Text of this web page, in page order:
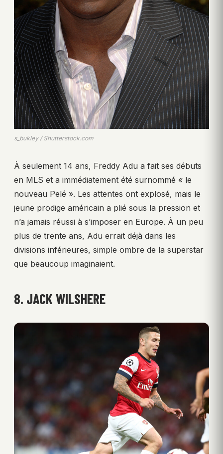
s_bukley / Shutterstock.com
À seulement 14 ans, Freddy Adu a fait ses débuts
en MLS et a immédiatement été surnommé « le
nouveau Pelé ». Les attentes ont explosé, mais le
jeune prodige américain a plié sous la pression et
n’a jamais réussi à s’imposer en Europe. À un peu
plus de trente ans, Adu errait déjà dans les
divisions inférieures, simple ombre de la superstar
que beaucoup imaginaient.
8. JACK WILSHERE